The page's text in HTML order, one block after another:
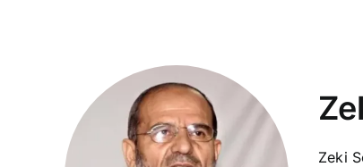
Zeki